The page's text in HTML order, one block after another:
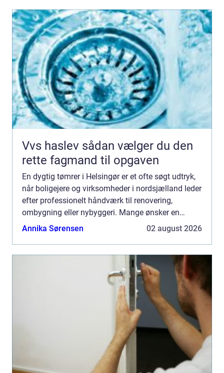
Vvs haslev sådan vælger du den
rette fagmand til opgaven
En dygtig tømrer i Helsingør er et ofte søgt udtryk,
når boligejere og virksomheder i nordsjælland leder
efter professionelt håndværk til renovering,
ombygning eller nybyggeri. Mange ønsker en
lokal...
Annika Sørensen 02 august 2026